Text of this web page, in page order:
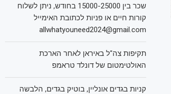
שכר בין 15000-25000 בחודש, ניתן לשלוח
קורות חיים או פניות לכתובת האימייל
allwhatyouneed2024@gmail.com
תקיפות צה"ל באיראן לאחר הארכת
האולטימטום של דונלד טראמפ
קניות בגדים אונליין, בוטיק בגדים, הלבשה